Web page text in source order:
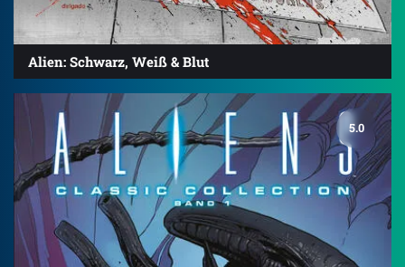
Alien: Schwarz, Weiß & Blut
5.0